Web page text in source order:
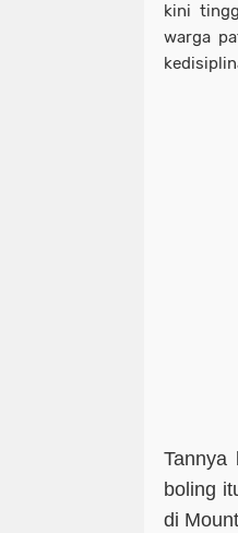
kini
warga
Tannya
boling
di